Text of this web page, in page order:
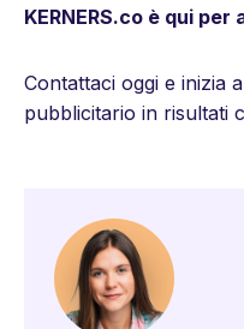
KERNERS.co è qui
Contattaci oggi e inizia
pubblicitario in risultati